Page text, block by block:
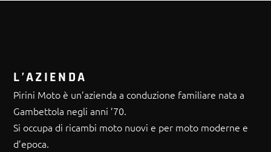
L’AZIENDA
Pirini Moto è un’azienda a conduzione familiare nata a
Gambettola negli anni ’70.
Si occupa di ricambi moto nuovi e per moto moderne e
d’epoca.